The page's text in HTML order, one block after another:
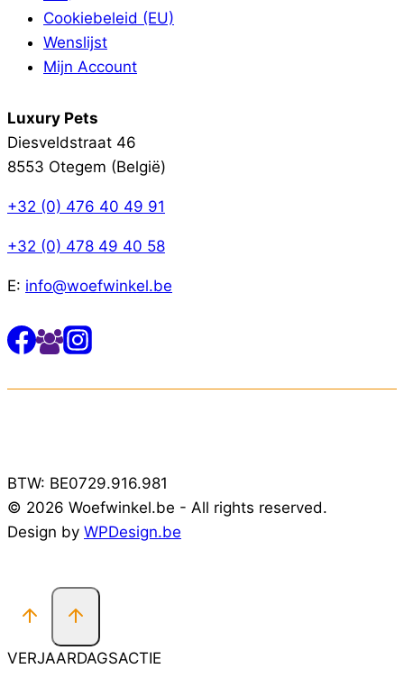
Cookiebeleid (EU)
Wenslijst
Mijn Account
Luxury Pets
Diesveldstraat 46
8553 Otegem (België)
+32 (0) 476 40 49 91
+32 (0) 478 49 40 58
E: info@woefwinkel.be
BTW: BE0729.916.981
© 2026 Woefwinkel.be - All rights reserved.
Design by WPDesign.be
VERJAARDAGSACTIE